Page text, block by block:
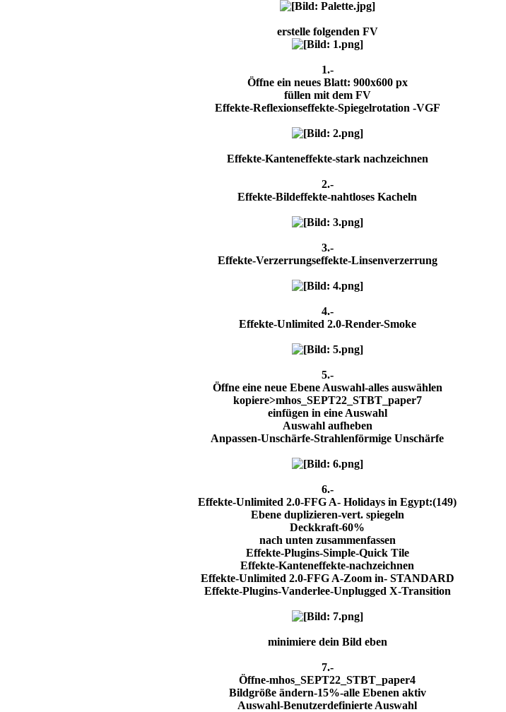
erstelle folgenden FV
1.-
Öffne ein neues Blatt: 900x600 px
füllen mit dem FV
Effekte-Reflexionseffekte-Spiegelrotation -VGF
Effekte-Kanteneffekte-stark nachzeichnen
2.-
Effekte-Bildeffekte-nahtloses Kacheln
3.-
Effekte-Verzerrungseffekte-Linsenverzerrung
4.-
Effekte-Unlimited 2.0-Render-Smoke
5.-
Öffne eine neue Ebene Auswahl-alles auswählen
kopiere>mhos_SEPT22_STBT_paper7
einfügen in eine Auswahl
Auswahl aufheben
Anpassen-Unschärfe-Strahlenförmige Unschärfe
6.-
Effekte-Unlimited 2.0-FFG A- Holidays in Egypt:(149)
Ebene duplizieren-vert. spiegeln
Deckkraft-60%
nach unten zusammenfassen
Effekte-Plugins-Simple-Quick Tile
Effekte-Kanteneffekte-nachzeichnen
Effekte-Unlimited 2.0-FFG A-Zoom in- STANDARD
Effekte-Plugins-Vanderlee-Unplugged X-Transition
minimiere dein Bild eben
7.-
Öffne-mhos_SEPT22_STBT_paper4
Bildgröße ändern-15%-alle Ebenen aktiv
Auswahl-Benutzerdefinierte Auswahl